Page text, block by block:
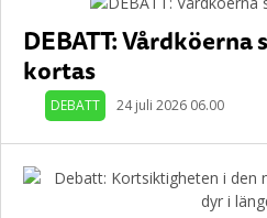
DEBATT:
kortas
DEBATT 24 juli 2026 06.00